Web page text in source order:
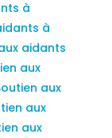
à
à
aidants
aux
aux
aux
aux